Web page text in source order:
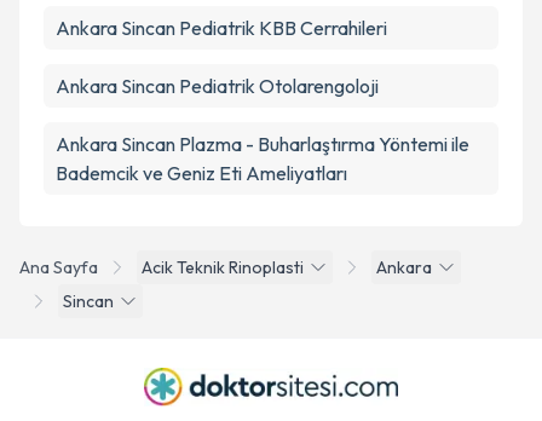
Ana Sayfa Acik Teknik Rinoplasti
Ankara
Sincan
Ankara Sincan Pediatrik KBB Cerrahileri
Ankara Sincan Pediatrik Otolarengoloji
Ankara Sincan Plazma - Buharlaştırma Yöntemi ile
Bademcik ve Geniz Eti Ameliyatları